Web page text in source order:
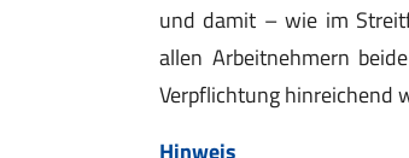
und damit – wie im
allen Arbeitnehmern
Verpflichtung hinreichend
Hinweis